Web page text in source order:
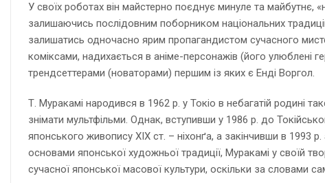
У своїх роботах він майстерно поєднує минуле та майбутнє,
залишаючись послідовним поборником національних
залишатись одночасно ярим пропагандистом сучасного
коміксами, надихається в аніме-персонажів (його улюблені
трендсеттерами (новаторами) першим із яких є Енді Воргол.
Т. Муракамі народився в 1962 р. у Токіо в небагатій родині
знімати мультфільми. Однак, вступивши у 1986 р. до
японського живопису ХІХ ст. – ніхонґа, а закінчивши в 1993
основами японської художньої традиції, Муракамі у своїй
сучасної японської масової культури, оскільки за словами